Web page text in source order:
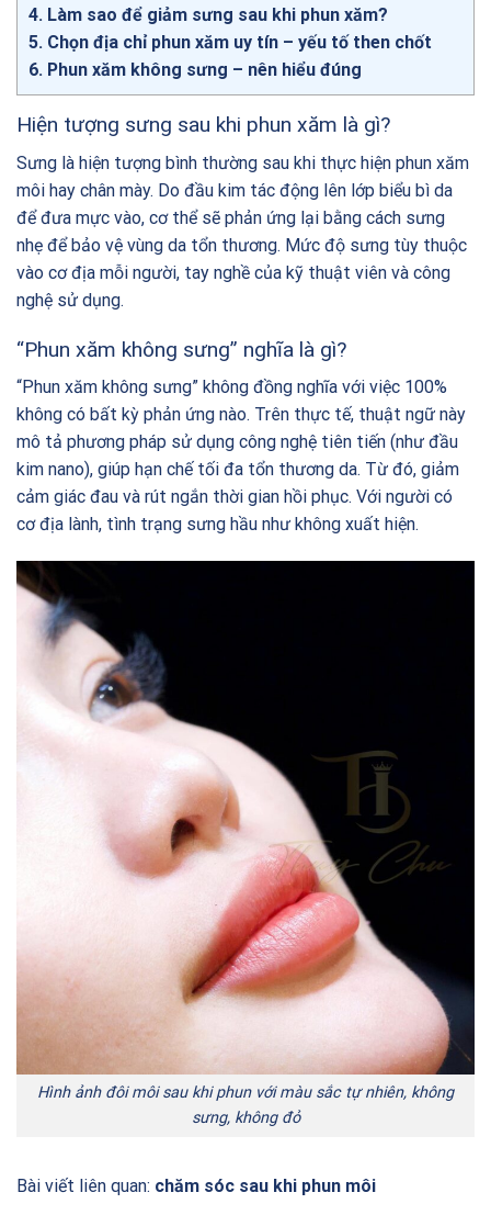
4 Làm sao để giảm sưng sau khi phun xăm?
5 Chọn địa chỉ phun xăm uy tín – yếu tố then chốt
6 Phun xăm không sưng – nên hiểu đúng
Hiện tượng sưng sau khi phun xăm là gì?
Sưng là hiện tượng bình thường sau khi thực hiện phun xăm
môi hay chân mày. Do đầu kim tác động lên lớp biểu bì da
để đưa mực vào, cơ thể sẽ phản ứng lại bằng cách sưng
nhẹ để bảo vệ vùng da tổn thương. Mức độ sưng tùy thuộc
vào cơ địa mỗi người, tay nghề của kỹ thuật viên và công
nghệ sử dụng.
“Phun xăm không sưng” nghĩa là gì?
“Phun xăm không sưng” không đồng nghĩa với việc 100%
không có bất kỳ phản ứng nào. Trên thực tế, thuật ngữ này
mô tả phương pháp sử dụng công nghệ tiên tiến (như đầu
kim nano), giúp hạn chế tối đa tổn thương da. Từ đó, giảm
cảm giác đau và rút ngắn thời gian hồi phục. Với người có
cơ địa lành, tình trạng sưng hầu như không xuất hiện.
Hình ảnh đôi môi sau khi phun với màu sắc tự nhiên, không
sưng, không đỏ
Bài viết liên quan: chăm sóc sau khi phun môi